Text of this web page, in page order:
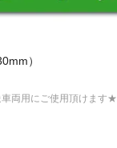
）
両用にご使用頂けます★